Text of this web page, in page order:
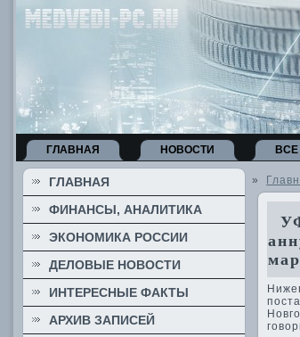
ГЛАВНАЯ НОВОСТИ
ГЛАВНАЯ
ФИНАНСЫ, АНАЛИТИКА
ЭКОНОМИКА РОССИИ
ДЕЛОВЫЕ НОВОСТИ
ИНТЕРЕСНЫЕ ФАКТЫ
АРХИВ ЗАПИСЕЙ
»